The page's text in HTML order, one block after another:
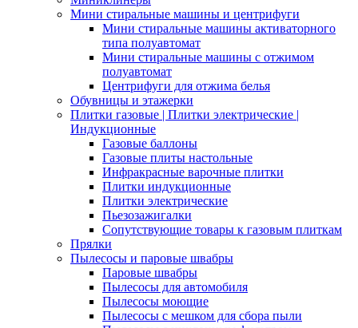
Мини стиральные машины и центрифуги
Мини стиральные машины активаторного
типа полуавтомат
Мини стиральные машины с отжимом
полуавтомат
Центрифуги для отжима белья
Обувницы и этажерки
Плитки газовые | Плитки электрические |
Индукционные
Газовые баллоны
Газовые плиты настольные
Инфракрасные варочные плитки
Плитки индукционные
Плитки электрические
Пьезозажигалки
Сопутствующие товары к газовым плиткам
Прялки
Пылесосы и паровые швабры
Паровые швабры
Пылесосы для автомобиля
Пылесосы моющие
Пылесосы с мешком для сбора пыли